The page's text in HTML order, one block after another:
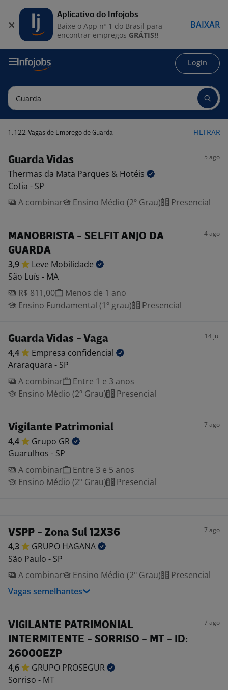
Login
1.122 Vagas de Emprego de Guarda FILTRAR
Guarda Vidas 5 ago
Thermas da Mata Parques & Hotéis
Cotia - SP
A combinar
Ensino Médio (2º Grau) Presencial
MANOBRISTA - SELFIT ANJO DA
GUARDA
4 ago
3,9 Leve Mobilidade
São Luís - MA
R$ 811,00
Menos de 1 ano
Ensino Fundamental (1º grau)
Presencial
Guarda Vidas - Vaga 14 jul
4,4 Empresa confidencial
Araraquara - SP
A combinar
Entre 1 e 3 anos
Ensino Médio (2º Grau)
Presencial
Vigilante Patrimonial 7 ago
4,4 Grupo GR
Guarulhos - SP
A combinar
Entre 3 e 5 anos
Ensino Médio (2º Grau)
Presencial
VSPP - Zona Sul 12X36 7 ago
4,3 GRUPO HAGANA
São Paulo - SP
A combinar
Ensino Médio (2º Grau)
Presencial
Vagas semelhantes
VIGILANTE PATRIMONIAL
INTERMITENTE - SORRISO - MT - ID:
26000EZP
7 ago
4,6 GRUPO PROSEGUR
Sorriso - MT
Aplicativo do Infojobs
Baixe o App nº 1 do Brasil para
encontrar empregos GRÁTIS!!
BAIXAR